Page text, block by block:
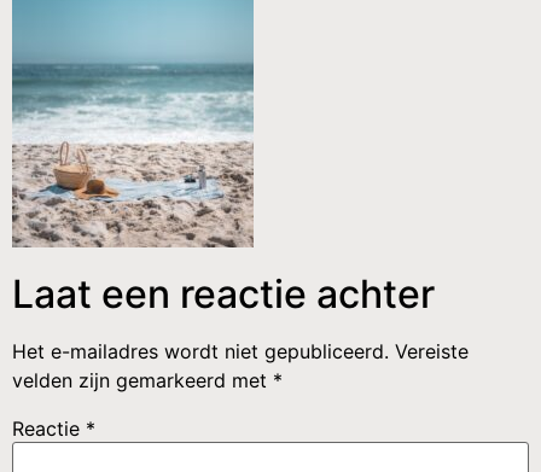
Laat een reactie achter
Het e-mailadres wordt niet gepubliceerd. Vereiste
velden zijn gemarkeerd met *
Reactie *